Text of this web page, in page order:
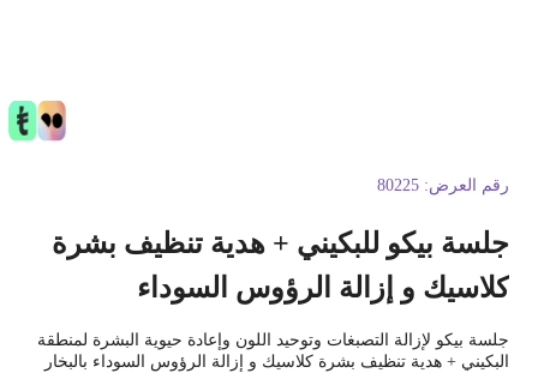
العرض: 80225
بيكو للبكيني + هدية تنظيف بشرة
و إزالة الرؤوس السوداء
بيكو لإزالة التصبغات وتوحيد اللون وإعادة حيوية البشرة لمنطقة
+ هدية تنظيف بشرة كلاسيك و إزالة الرؤوس السوداء بالبخار